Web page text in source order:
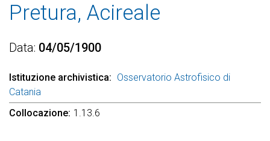
Pretura, Acireale
Data 04/05/1900
Istituzione archivistica
Osservatorio Astrofisico di
Catania
Collocazione 1.13.6